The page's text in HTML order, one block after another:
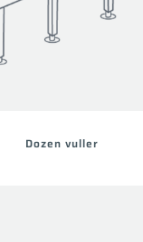
Dozen vuller